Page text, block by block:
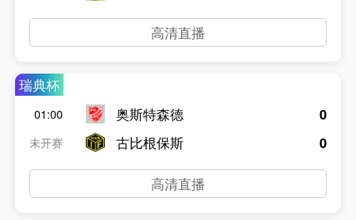
高清直播
瑞典杯
01:00
未开赛
奥斯特森德
古比根保斯
0
0
高清直播